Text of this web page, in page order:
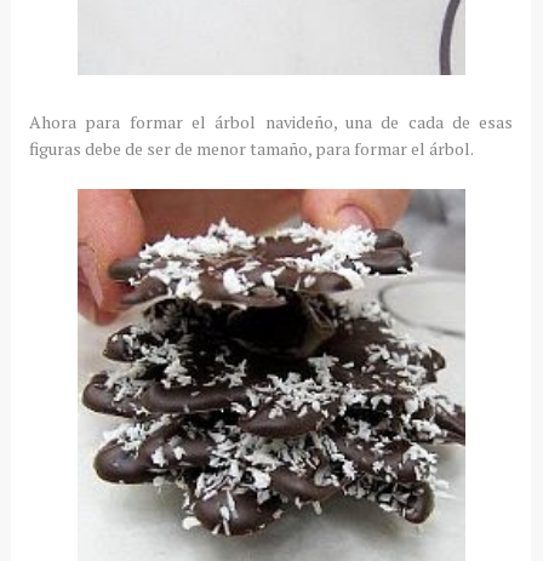
Ahora para formar el árbol navideño, una de cada de esas
figuras debe de ser de menor tamaño, para formar el árbol.